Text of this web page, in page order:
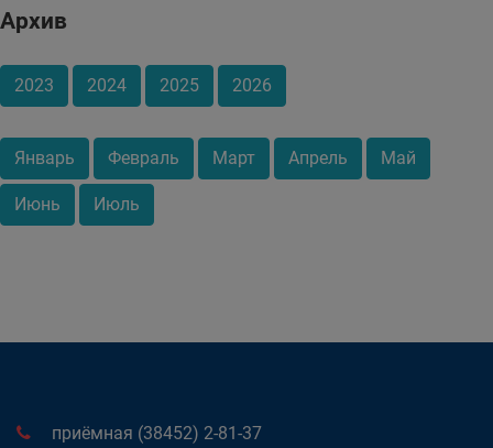
Архив
2023 2024 2025 2026
Январь Февраль Март Апрель Май
Июнь Июль
приёмная (38452) 2-81-37